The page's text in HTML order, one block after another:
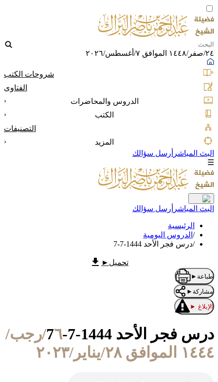
٢٤/صفر/١٤٤٨ الموافق ٧/أغسطس/٢٠٢٦
شروحات الكتب
الفتاوى
الدروس والمحاضرات
‹
الكتب
‹
التصنيفات
المزيد
‹
البث المباشر أرسل سؤالك
☰
البث المباشر أرسل سؤالك
الرئيسية
/ الدروس اليومية
/درس فجر الأحد 1444-7-7
تحميل ►
طباعة ►
مشاركة ►
الإبلاغ ►
درس فجر الأحد 1444-7-7
٦/رجب/
١٤٤٤ الموافق ٢٨/يناير/٢٠٢٣